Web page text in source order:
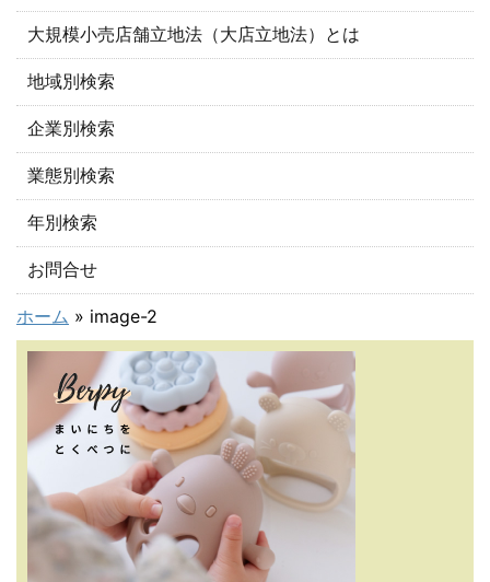
大規模小売店舗立地法（大店立地法）とは
地域別検索
企業別検索
業態別検索
年別検索
お問合せ
ホーム » image-2